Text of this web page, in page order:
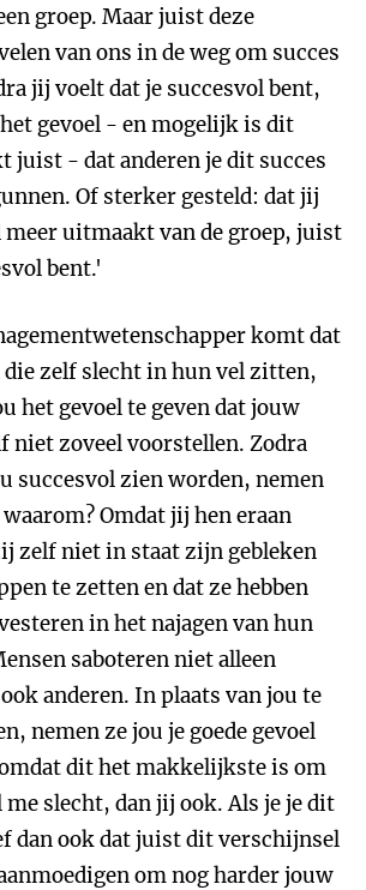
groep. Maar juist deze
van ons in de weg om succes
jij voelt dat je succesvol bent,
gevoel - en mogelijk is dit
juist - dat anderen je dit succes
Of sterker gesteld: dat jij
meer uitmaakt van de groep, juist
bent.'
komt dat
die zelf slecht in hun vel zitten,
het gevoel te geven dat jouw
niet zoveel voorstellen. Zodra
succesvol zien worden, nemen
waarom? Omdat jij hen eraan
zelf niet in staat zijn gebleken
te zetten en dat ze hebben
in het najagen van hun
saboteren niet alleen
anderen. In plaats van jou te
nemen ze jou je goede gevoel
dit het makkelijkste is om
me slecht, dan jij ook. Als je je dit
dan ook dat juist dit verschijnsel
om nog harder jouw